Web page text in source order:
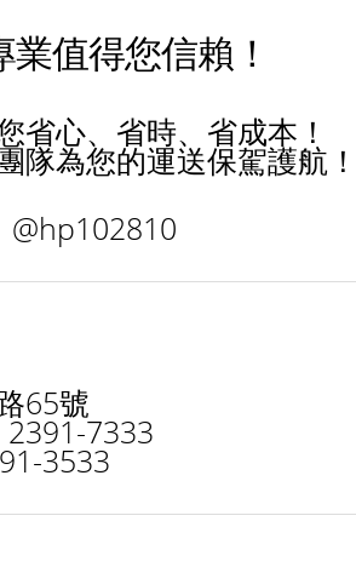
值得您信賴！
省心、省時、省成本！
隊為您的運送保駕護航！
@hp102810
65號
7333
3533